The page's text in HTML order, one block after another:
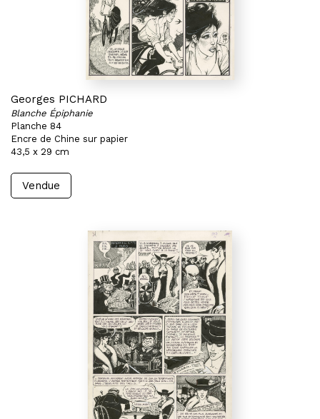
Georges PICHARD
Blanche Épiphanie
Planche 84
Encre de Chine sur papier
43,5 x 29 cm
Vendue